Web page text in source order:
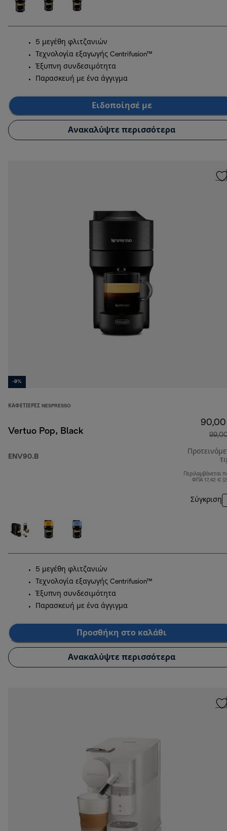
5 μεγέθη φλιτζανιών
Τεχνολογία εξαγωγής Centrifusion™
Έξυπνη συνδεσιμότητα
Παρασκευή με ένα άγγιγμα
Ειδοποίησέ με
Ανακαλύψτε περισσότερα
-9%
ΚΑΦΕΤΙΈΡΕΣ NESPRESSO
Vertuo Pop, Black
ENV90.B
Περιλαμβάνεται
ΦΠΑ 17,42 €
Σύγκριση
5 μεγέθη φλιτζανιών
Τεχνολογία εξαγωγής Centrifusion™
Έξυπνη συνδεσιμότητα
Παρασκευή με ένα άγγιγμα
Προσθήκη στο καλάθι
Ανακαλύψτε περισσότερα